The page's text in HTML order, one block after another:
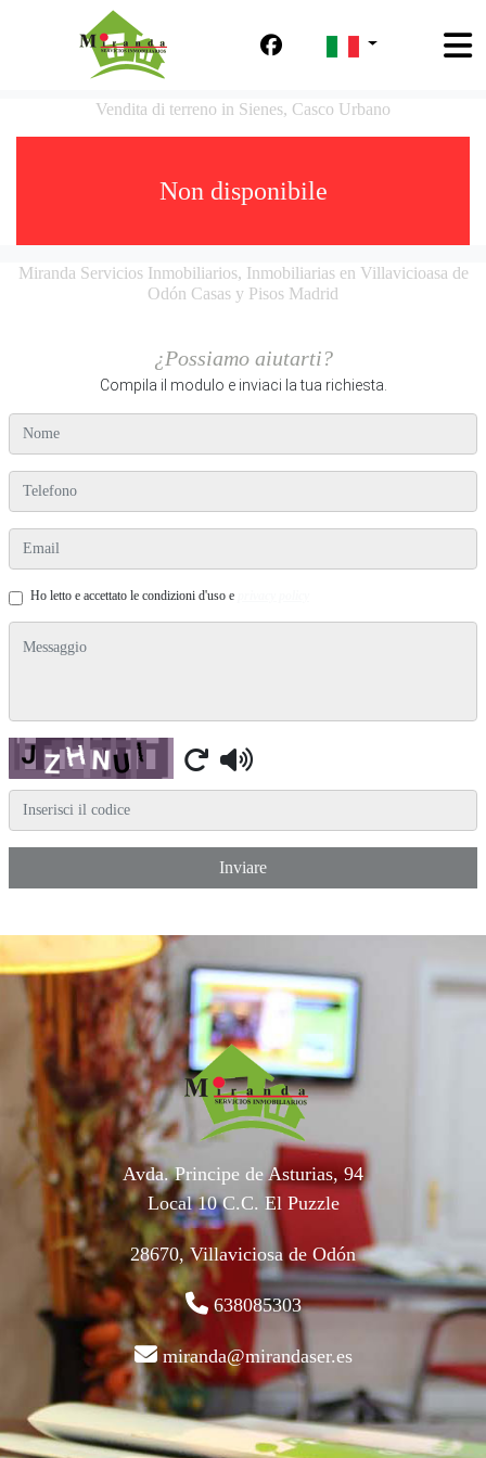
Vendita di terreno in Sienes, Casco Urbano
Non disponibile
Miranda Servicios Inmobiliarios, Inmobiliarias en Villavicioasa de
Odón Casas y Pisos Madrid
¿Possiamo aiutarti?
Compila il modulo e inviaci la tua richiesta.
nome
telefono
email
Ho letto e accettato le condizioni d'uso e
Captcha
Inviare
Avda. Principe de Asturias, 94
Local 10 C.C. El Puzzle
28670, Villaviciosa de Odón
638085303
miranda@mirandaser.es